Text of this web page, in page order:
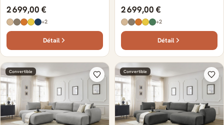
2 699,00 €
+2
Détail
2 699,00 €
+2
Détail
Convertible Convertible